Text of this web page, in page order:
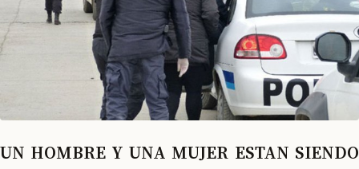
UN HOMBRE Y UNA MUJER ESTAN SIENDO